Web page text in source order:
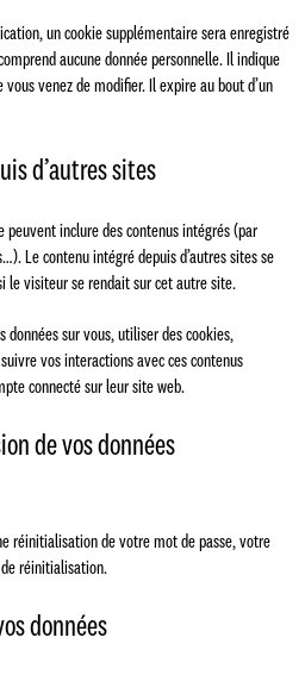
un cookie supplémentaire sera enregistré
aucune donnée personnelle. Il indique
venez de modifier. Il expire au bout d’un
d’autres sites
peuvent inclure des contenus intégrés (par
Le contenu intégré depuis d’autres sites se
le visiteur se rendait sur cet autre site.
données sur vous, utiliser des cookies,
vos interactions avec ces contenus
connecté sur leur site web.
de vos données
réinitialisation de votre mot de passe, votre
de réinitialisation.
données